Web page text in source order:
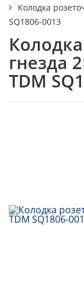
Колодка
SQ1806-0013
гнезда
TDM